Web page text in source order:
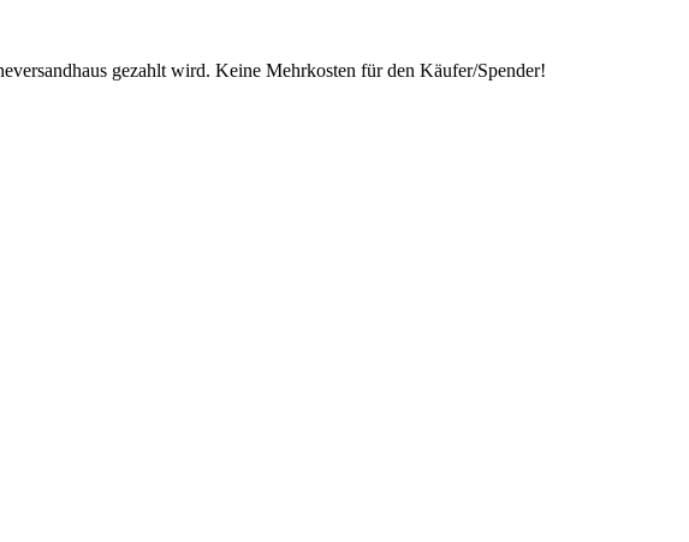
gezahlt wird. Keine Mehrkosten für den Käufer/Spender!